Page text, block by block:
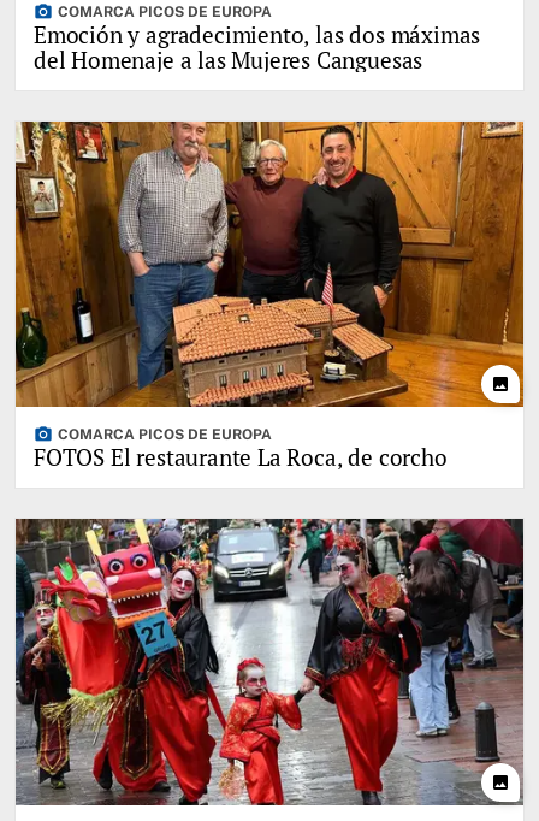
photo_camera COMARCA PICOS DE EUROPA
Emoción y agradecimiento, las dos máximas
del Homenaje a las Mujeres Canguesas
photo
photo_camera COMARCA PICOS DE EUROPA
FOTOS El restaurante La Roca, de corcho
photo